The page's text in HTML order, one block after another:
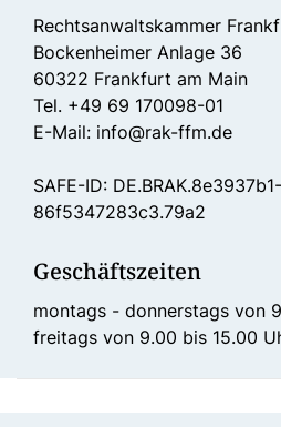
Rechtsanwaltskammer
Bockenheimer Anlage 36
60322 Frankfurt am Main
Tel. +49 69 170098-01
E-Mail: info@rak-ffm.de
SAFE-ID:
86f5347283c3.79a2
Geschäftszeiten
montags - donnerstags von
freitags von 9.00 bis 15.00